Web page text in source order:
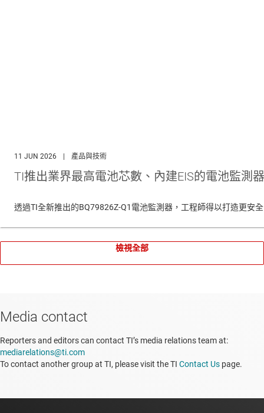
11 JUN 2026 | 產品與技術
TI推出業界最高電池芯數、內建EIS的電池監測
透過TI全新推出的BQ79826Z-Q1電池監測器，工程師得以打造更安
檢視全部
Media contact
Reporters and editors can contact TI’s media relations team at:
mediarelations@ti.com
To contact another group at TI, please visit the TI Contact Us page.